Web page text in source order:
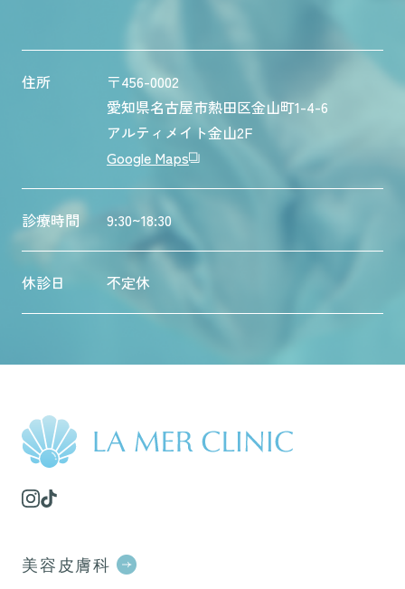
住所
〒456-0002
愛知県名古屋市熱田区金山町1-4-6
アルティメイト金山2F
Google Maps
診療時間 9:30~18:30
休診日 不定休
美容皮膚科